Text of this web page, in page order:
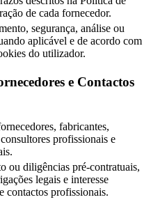
de cada fornecedor.
segurança, análise ou
aplicável e de acordo com
do utilizador.
e Contactos
fabricantes,
profissionais e
ou diligências pré-contratuais,
legais e interesse
contactos profissionais.